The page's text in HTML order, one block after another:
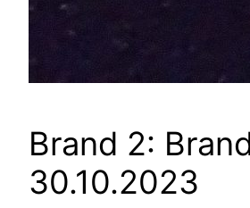
Brand 2:
30.10.2023